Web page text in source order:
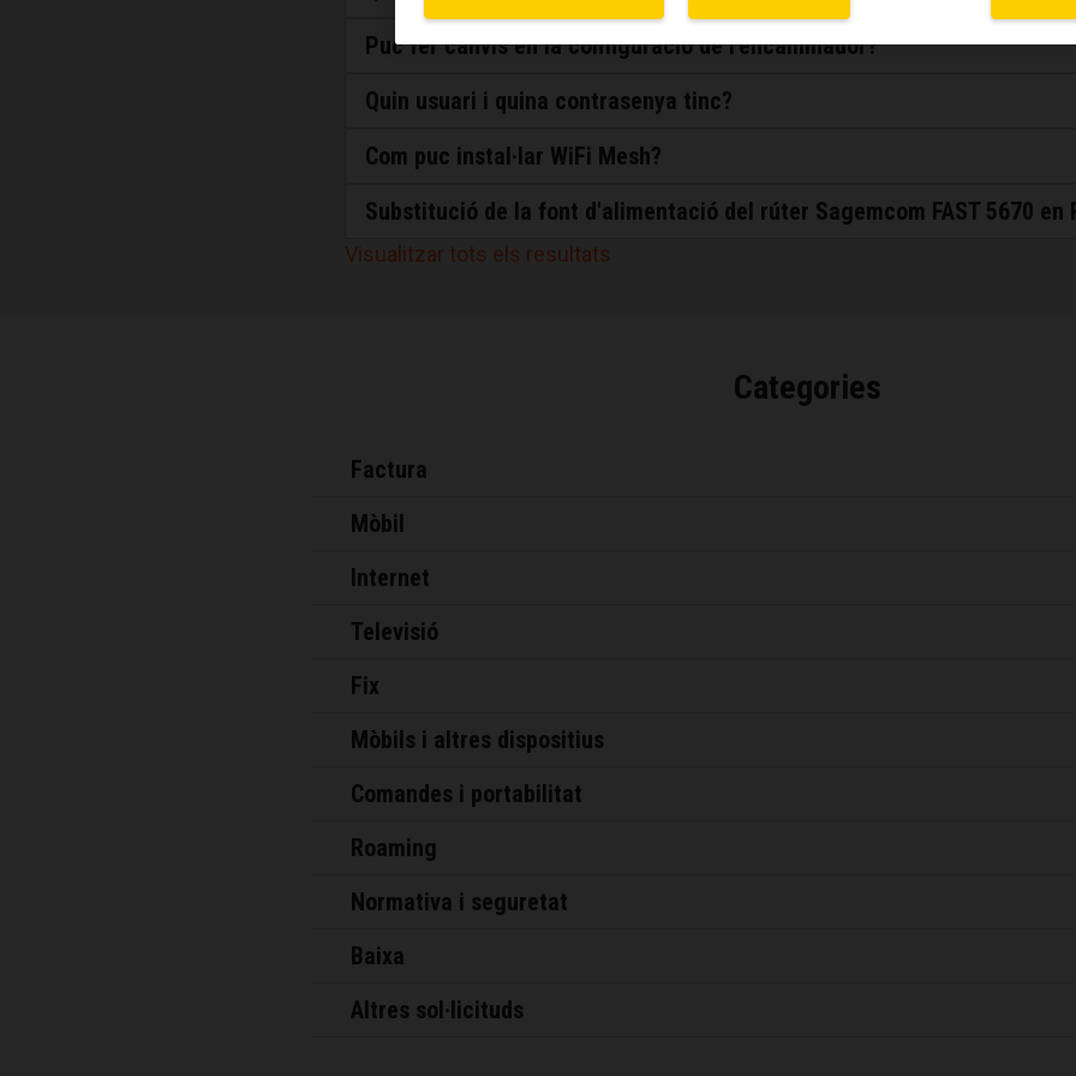
Puc fer canvis en la configuració de l'encaminador?
Quin usuari i quina contrasenya tinc?
Com puc instal·lar WiFi Mesh?
Substitució de la font d'alimentació del rúter Sagemcom FAST 5670 en
Visualitzar tots els resultats
Categories
Factura
Mòbil
Internet
Televisió
Fix
Mòbils i altres dispositius
Comandes i portabilitat
Roaming
Normativa i seguretat
Baixa
Altres sol·licituds